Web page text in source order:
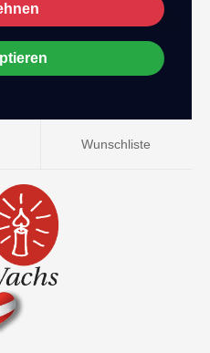
Wunschliste